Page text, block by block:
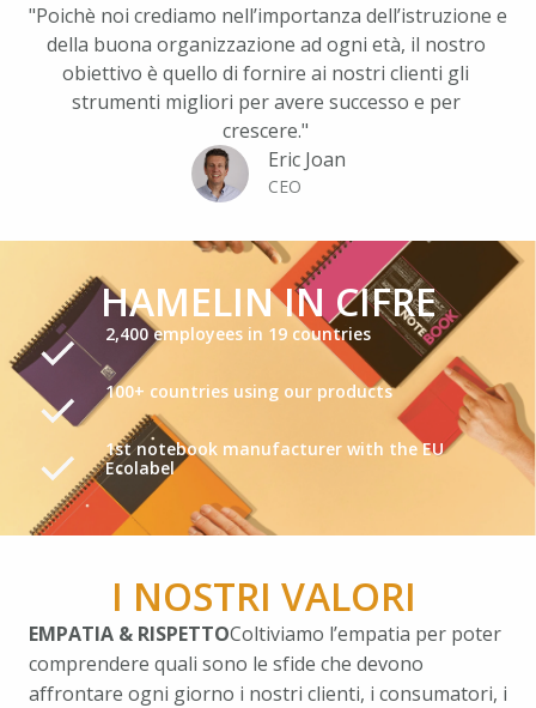
"Poichè noi crediamo nell’importanza dell’istruzione e
della buona organizzazione ad ogni età, il nostro
obiettivo è quello di fornire ai nostri clienti gli
strumenti migliori per avere successo e per
crescere."
Eric Joan
CEO
HAMELIN IN CIFRE
2,400 employees in 19 countries
100+ countries using our products
1st notebook manufacturer with the EU
Ecolabel
I NOSTRI VALORI
EMPATIA & RISPETTOColtiviamo l’empatia per poter
comprendere quali sono le sfide che devono
affrontare ogni giorno i nostri clienti, i consumatori, i